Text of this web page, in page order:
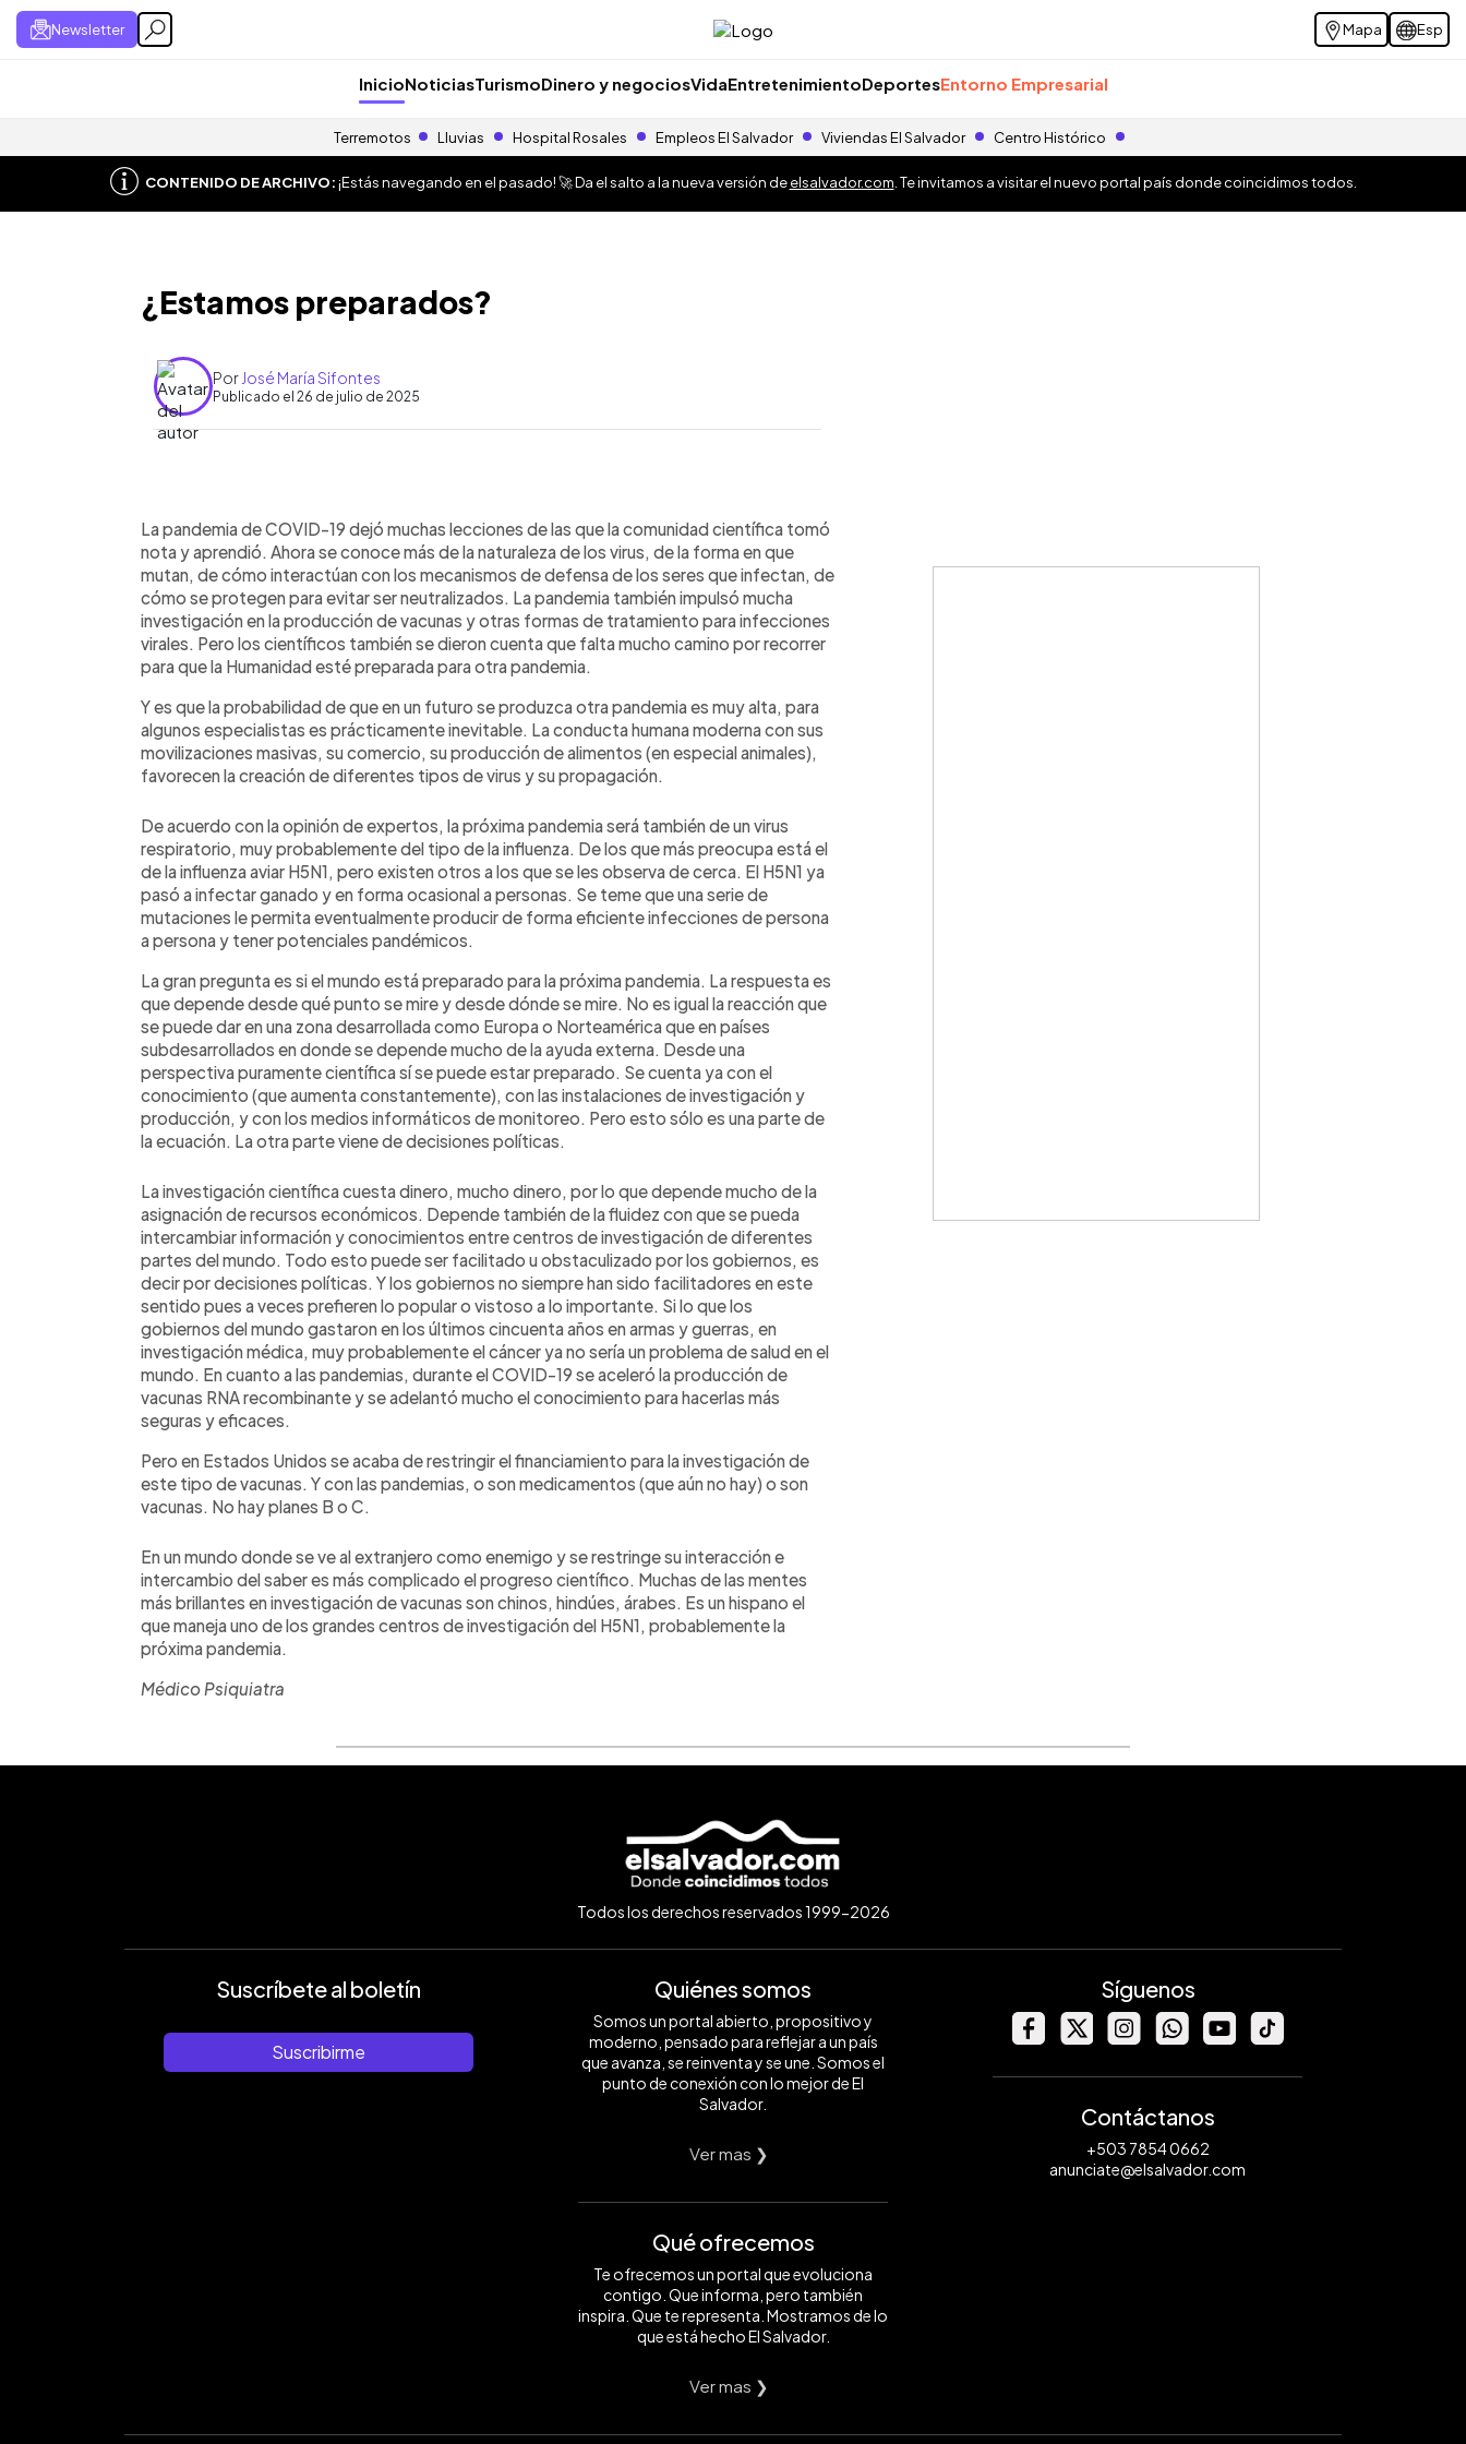
Newsletter Mapa Esp
InicioNoticiasTurismoDinero y negociosVidaEntretenimientoDeportesEntorno Empresarial
Terremotos Lluvias Hospital Rosales Empleos El Salvador Viviendas El Salvador Centro Histórico
CONTENIDO DE ARCHIVO:¡Estás navegando en el pasado! 🚀 Da el salto a la nueva versión deelsalvador.com . Te invitamos a visitar el nuevo portal país donde coincidimos todos.
¿Estamos preparados?
Por José María Sifontes
Publicado el 26 de julio de 2025
► Escuchar artículo
La pandemia de COVID-19 dejó muchas lecciones de las que la comunidad científica tomó
nota y aprendió. Ahora se conoce más de la naturaleza de los virus, de la forma en que
mutan, de cómo interactúan con los mecanismos de defensa de los seres que infectan, de
cómo se protegen para evitar ser neutralizados. La pandemia también impulsó mucha
investigación en la producción de vacunas y otras formas de tratamiento para infecciones
virales. Pero los científicos también se dieron cuenta que falta mucho camino por recorrer
para que la Humanidad esté preparada para otra pandemia.
Y es que la probabilidad de que en un futuro se produzca otra pandemia es muy alta, para
algunos especialistas es prácticamente inevitable. La conducta humana moderna con sus
movilizaciones masivas, su comercio, su producción de alimentos (en especial animales),
favorecen la creación de diferentes tipos de virus y su propagación.
De acuerdo con la opinión de expertos, la próxima pandemia será también de un virus
respiratorio, muy probablemente del tipo de la influenza. De los que más preocupa está el
de la influenza aviar H5N1, pero existen otros a los que se les observa de cerca. El H5N1 ya
pasó a infectar ganado y en forma ocasional a personas. Se teme que una serie de
mutaciones le permita eventualmente producir de forma eficiente infecciones de persona
a persona y tener potenciales pandémicos.
La gran pregunta es si el mundo está preparado para la próxima pandemia. La respuesta es
que depende desde qué punto se mire y desde dónde se mire. No es igual la reacción que
se puede dar en una zona desarrollada como Europa o Norteamérica que en países
subdesarrollados en donde se depende mucho de la ayuda externa. Desde una
perspectiva puramente científica sí se puede estar preparado. Se cuenta ya con el
conocimiento (que aumenta constantemente), con las instalaciones de investigación y
producción, y con los medios informáticos de monitoreo. Pero esto sólo es una parte de
la ecuación. La otra parte viene de decisiones políticas.
La investigación científica cuesta dinero, mucho dinero, por lo que depende mucho de la
asignación de recursos económicos. Depende también de la fluidez con que se pueda
intercambiar información y conocimientos entre centros de investigación de diferentes
partes del mundo. Todo esto puede ser facilitado u obstaculizado por los gobiernos, es
decir por decisiones políticas. Y los gobiernos no siempre han sido facilitadores en este
sentido pues a veces prefieren lo popular o vistoso a lo importante. Si lo que los
gobiernos del mundo gastaron en los últimos cincuenta años en armas y guerras, en
investigación médica, muy probablemente el cáncer ya no sería un problema de salud en el
mundo. En cuanto a las pandemias, durante el COVID-19 se aceleró la producción de
vacunas RNA recombinante y se adelantó mucho el conocimiento para hacerlas más
seguras y eficaces.
Pero en Estados Unidos se acaba de restringir el financiamiento para la investigación de
este tipo de vacunas. Y con las pandemias, o son medicamentos (que aún no hay) o son
vacunas. No hay planes B o C.
En un mundo donde se ve al extranjero como enemigo y se restringe su interacción e
intercambio del saber es más complicado el progreso científico. Muchas de las mentes
más brillantes en investigación de vacunas son chinos, hindúes, árabes. Es un hispano el
que maneja uno de los grandes centros de investigación del H5N1, probablemente la
próxima pandemia.
Médico Psiquiatra
Todos los derechos reservados 1999-2026
Suscríbete al boletín
Suscribirme
Quiénes somos
Somos un portal abierto, propositivo y
moderno, pensado para reflejar a un país
que avanza, se reinventa y se une. Somos el
punto de conexión con lo mejor de El
Salvador.
Ver mas ❯
Qué ofrecemos
Te ofrecemos un portal que evoluciona
contigo. Que informa, pero también
inspira. Que te representa. Mostramos de lo
que está hecho El Salvador.
Ver mas ❯
Síguenos
Contáctanos
+503 7854 0662
anunciate@elsalvador.com